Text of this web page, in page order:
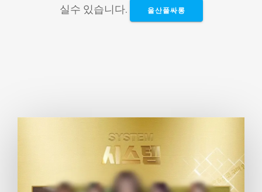
실수 있습니다.
울산풀싸롱